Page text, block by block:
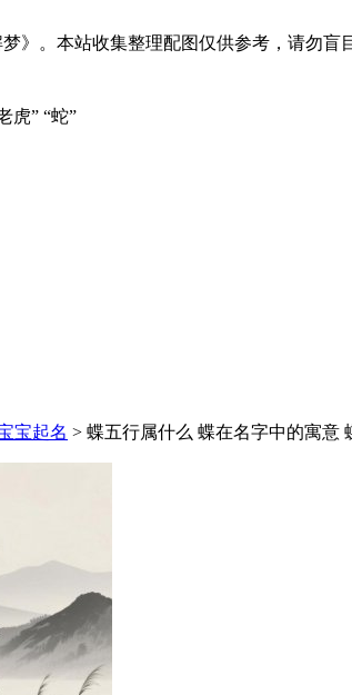
》。本站收集整理配图仅供参考，请勿盲
虎” “蛇”
宝起名 > 蝶五行属什么 蝶在名字中的寓意